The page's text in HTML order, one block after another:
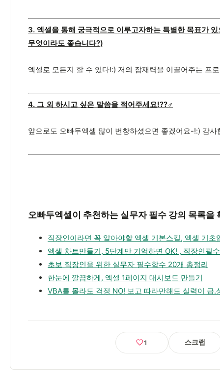
3. 엑셀을 통해 궁극적으로 이루고자하는 특별한 목표가
무엇이라도 좋습니다?)
엑셀로 모든지 할 수 있다!:) 저의 잠재력을 이끌어주는 프
4. 그 외 하시고 싶은 말씀을 적어주세요!??‍♂️
앞으로도 오빠두엑셀 많이 번창하셨으면 좋겠어요-!:) 감사
오빠두엑셀이 추천하는 실무자 필수 강의 목록을
직장인이라면 꼭 알아야할 엑셀 기본스킬, 엑셀 기초
엑셀 차트만들기, 5단계만 기억하면 OK! , 직장인필
초보 직장인을 위한 실무자 필수함수 20개 총정리
한눈에 깔끔하게, 엑셀 1페이지 대시보드 만들기
VBA를 몰라도 걱정 NO! 보고 따라만해도 실력이 급.
1 스크랩